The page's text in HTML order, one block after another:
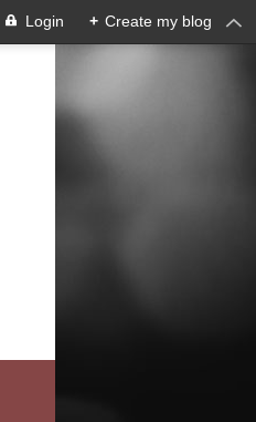
Login + Create my blog